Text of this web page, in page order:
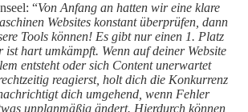
“Von Anfang an hatten wir eine klare
Websites konstant überprüfen, dann
Tools können! Es gibt nur einen 1. Platz
hart umkämpft. Wenn auf deiner Website
entsteht oder sich Content unerwartet
reagierst, holt dich die Konkurrenz
dich umgehend, wenn Fehler
unplanmäßig ändert. Hierdurch können